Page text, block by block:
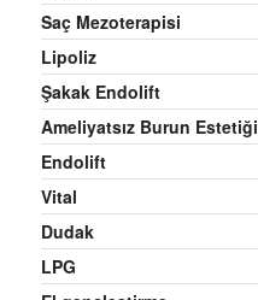
Saç Mezoterapisi
Lipoliz
Şakak Endolift
Ameliyatsız Burun Estetiği
Endolift
Vital
Dudak
LPG